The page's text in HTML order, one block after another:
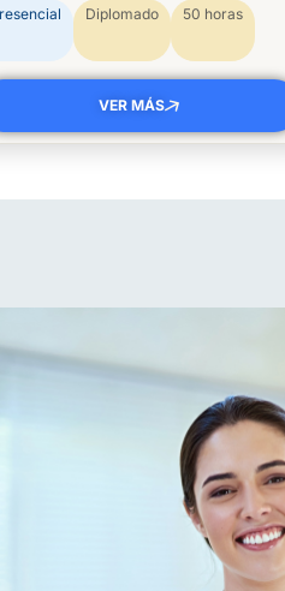
Diplomado 50 horas
VER MÁS